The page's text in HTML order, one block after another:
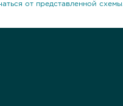
от представленной схемы.